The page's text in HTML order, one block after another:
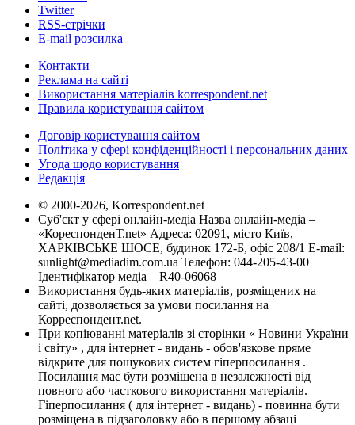
Twitter
RSS-стрічки
E-mail розсилка
Контакти
Реклама на сайті
Використання матеріалів korrespondent.net
Правила користування сайтом
Договір користування сайтом
Політика у сфері конфіденційності і персональних даних
Угода щодо користування
Редакція
© 2000-2026, Korrespondent.net
Суб'єкт у сфері онлайн-медіа Назва онлайн-медіа –
«КореспонденТ.net» Адреса: 02091, місто Київ,
ХАРКІВСЬКЕ ШОСЕ, будинок 172-Б, офіс 208/1 E-mail:
sunlight@mediadim.com.ua Телефон: 044-205-43-00
Ідентифікатор медіа – R40-06068
Використання будь-яких матеріалів, розміщених на
сайті, дозволяється за умови посилання на
Корреспондент.net.
При копіюванні матеріалів зі сторінки « Новини України
і світу» , для інтернет - видань - обов'язкове пряме
відкрите для пошукових систем гіперпосилання .
Посилання має бути розміщена в незалежності від
повного або часткового використання матеріалів.
Гіперпосилання ( для інтернет - видань) - повинна бути
розміщена в підзаголовку або в першому абзаці